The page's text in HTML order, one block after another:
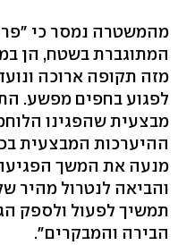
מהמשטרה נמסר כי
המתוגברת בשטח, הן
מזה תקופה ארוכה
לפגוע בחפים מפשע.
מבצעית שהפגינו
ההיערכות המבצעית
מנעה את המשך
והביאה לנטרול מהיר
תמשיך לפעול ולספק
הבירה והמבקרים".